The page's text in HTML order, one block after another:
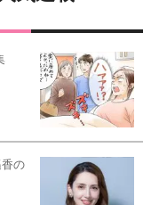
の